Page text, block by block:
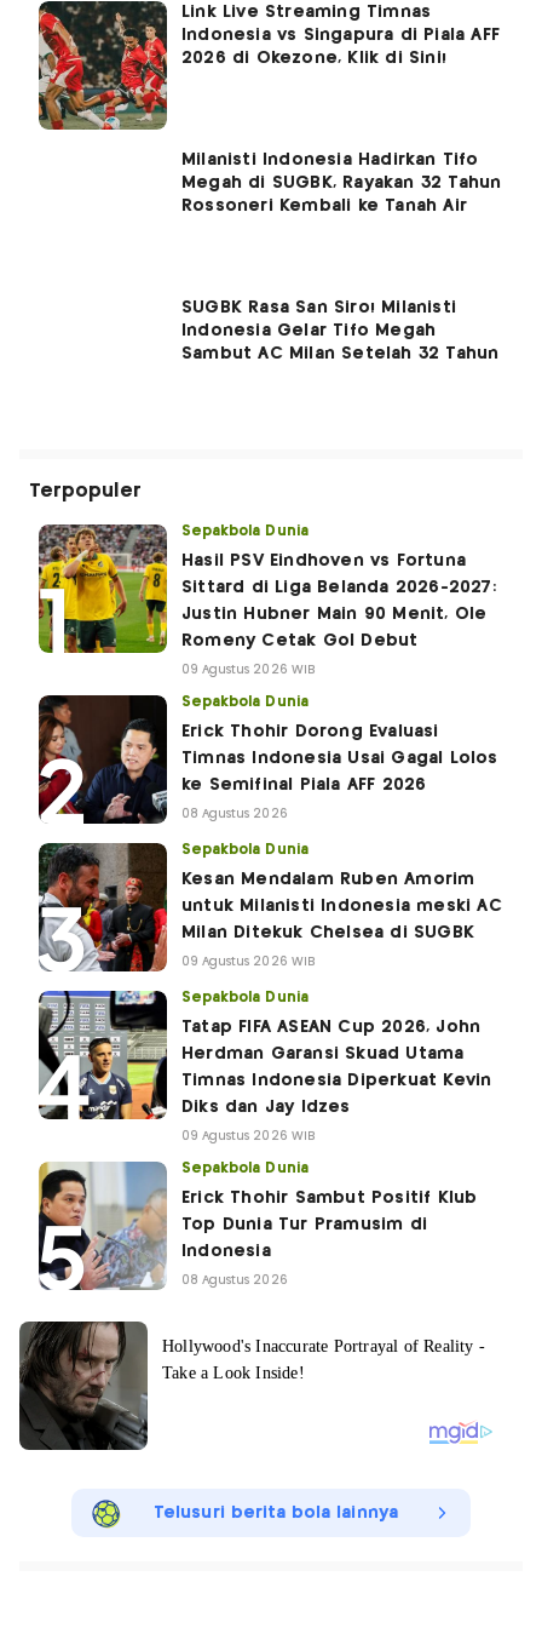
Link Live Streaming Timnas
Indonesia vs Singapura di Piala AFF
2026 di Okezone, Klik di Sini!
Milanisti Indonesia Hadirkan Tifo
Megah di SUGBK, Rayakan 32 Tahun
Rossoneri Kembali ke Tanah Air
SUGBK Rasa San Siro! Milanisti
Indonesia Gelar Tifo Megah
Sambut AC Milan Setelah 32 Tahun
Terpopuler
Sepakbola Dunia
Hasil PSV Eindhoven vs Fortuna
Sittard di Liga Belanda 2026-2027:
Justin Hubner Main 90 Menit, Ole
Romeny Cetak Gol Debut
09 Agustus 2026 WIB
Sepakbola Dunia
Erick Thohir Dorong Evaluasi
Timnas Indonesia Usai Gagal Lolos
ke Semifinal Piala AFF 2026
08 Agustus 2026
Sepakbola Dunia
Kesan Mendalam Ruben Amorim
untuk Milanisti Indonesia meski AC
Milan Ditekuk Chelsea di SUGBK
09 Agustus 2026 WIB
Sepakbola Dunia
Tatap FIFA ASEAN Cup 2026, John
Herdman Garansi Skuad Utama
Timnas Indonesia Diperkuat Kevin
Diks dan Jay Idzes
09 Agustus 2026 WIB
Sepakbola Dunia
Erick Thohir Sambut Positif Klub
Top Dunia Tur Pramusim di
Indonesia
08 Agustus 2026
Telusuri berita bola lainnya